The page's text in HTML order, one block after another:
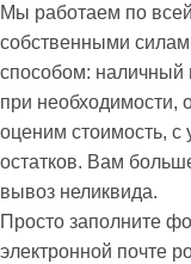
Мы работаем по
собственными
способом: наличный
при необходимости,
оценим стоимость, с
остатков. Вам
вывоз неликвида.
Просто заполните
электронной почте